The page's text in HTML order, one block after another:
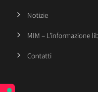
Notizie
MIM – L’informazione
Contatti